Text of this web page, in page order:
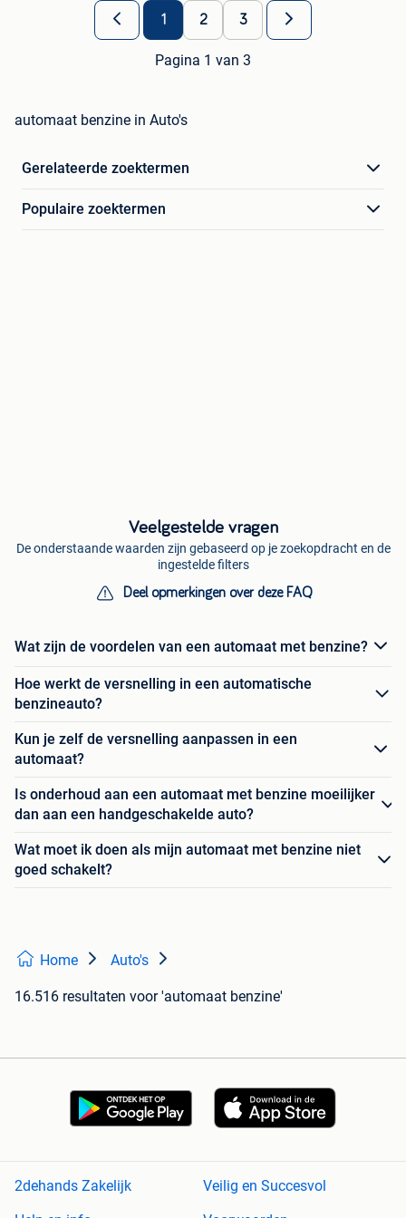
1 2 3
Pagina 1 van 3
automaat benzine in Auto's
Gerelateerde zoektermen
Populaire zoektermen
Veelgestelde vragen
De onderstaande waarden zijn gebaseerd op je zoekopdracht en de
ingestelde filters
Deel opmerkingen over deze FAQ
Wat zijn de voordelen van een automaat met benzine?
Hoe werkt de versnelling in een automatische
benzineauto?
Kun je zelf de versnelling aanpassen in een
automaat?
Is onderhoud aan een automaat met benzine moeilijker
dan aan een handgeschakelde auto?
Wat moet ik doen als mijn automaat met benzine niet
goed schakelt?
Home Auto's
16.516 resultaten voor 'automaat benzine'
2dehands Zakelijk
Veilig en Succesvol